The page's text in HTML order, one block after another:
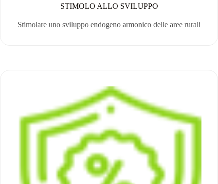
STIMOLO ALLO SVILUPPO
Stimolare uno sviluppo endogeno armonico delle aree rurali